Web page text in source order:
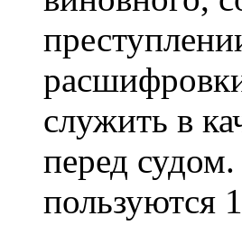
служить в
перед
пользуются